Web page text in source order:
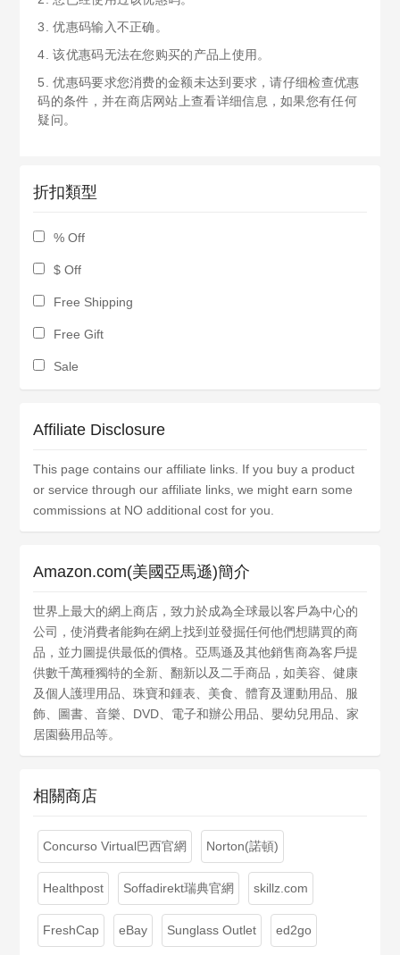
3. 优惠码输入不正确。
4. 该优惠码无法在您购买的产品上使用。
5. 优惠码要求您消费的金额未达到要求，请仔细检查优惠
码的条件，并在商店网站上查看详细信息，如果您有任何
疑问。
折扣類型
% Off
$ Off
Free Shipping
Free Gift
Sale
Affiliate Disclosure
This page contains our affiliate links. If you buy a product
or service through our affiliate links, we might earn some
commissions at NO additional cost for you.
Amazon.com(美國亞馬遜)簡介
世界上最大的網上商店，致力於成為全球最以客戶為中心的
公司，使消費者能夠在網上找到並發掘任何他們想購買的商
品，並力圖提供最低的價格。亞馬遜及其他銷售商為客戶提
供數千萬種獨特的全新、翻新以及二手商品，如美容、健康
及個人護理用品、珠寶和鍾表、美食、體育及運動用品、服
飾、圖書、音樂、DVD、電子和辦公用品、嬰幼兒用品、家
居園藝用品等。
相關商店
Concurso Virtual巴西官網 Norton(諾頓)
Healthpost Soffadirekt瑞典官網 skillz.com
FreshCap eBay Sunglass Outlet ed2go